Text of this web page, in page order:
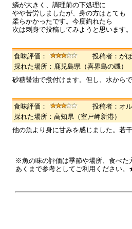
鱗が大きく、調理前の下処理に
やや苦労しましたが、身の方はとても
柔らかかったです。今度釣れたら
次は刺身で投稿してみようと思います。
食味評価：
投稿者：が
採れた場所：鹿児島県（喜界島の
砂糖醤油で煮付けます。但し、水から
食味評価：
投稿者：オ
採れた場所：高知県（室戸岬新港
他の魚より身に甘みを感じました。若
※魚の味の評価は季節や場所、食べた
あくまで参考としてご利用ください